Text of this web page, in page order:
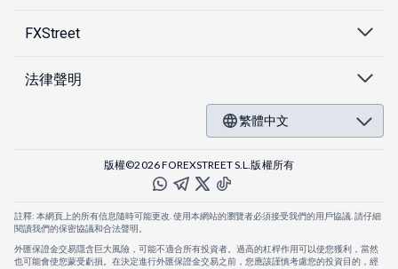
FXStreet
法律聲明
繁體中文
版權©2026 FOREXSTREET S.L.版權所有
註釋: 本網頁上的所有信息隨時可能更改. 使用本網站的瀏覽者必須接受我們的用戶協議. 請仔細
閱讀我們的保密協議和合法聲明。
外匯保證金交易隱含巨大風險，可能不適合所有投資者。過高的杠桿作用可以使您獲利，當然
也可能會使您蒙受虧損。在決定進行外匯保證金交易之前，您應該謹慎考慮您的投資目的，經